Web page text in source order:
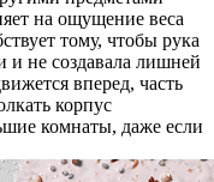
на ощущение веса
тому, чтобы рука
и не создавала лишней
вперед, часть
корпус
комнаты, даже если